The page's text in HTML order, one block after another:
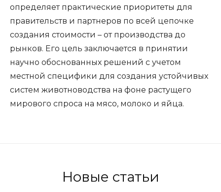
определяет практические приоритеты для
правительств и партнеров по всей цепочке
создания стоимости – от производства до
рынков. Его цель заключается в принятии
научно обоснованных решений с учетом
местной специфики для создания устойчивых
систем животноводства на фоне растущего
мирового спроса на мясо, молоко и яйца.
Новые статьи